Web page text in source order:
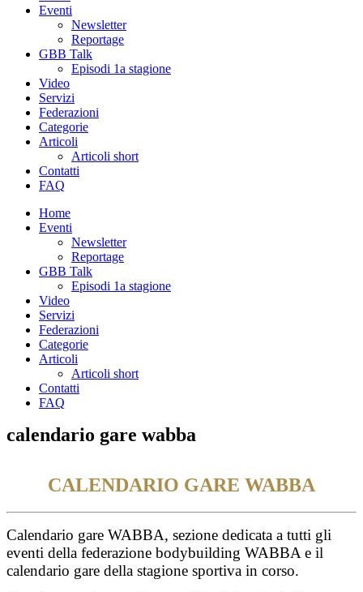
Eventi
Newsletter
Reportage
GBB Talk
Episodi 1a stagione
Video
Servizi
Federazioni
Categorie
Articoli
Articoli short
Contatti
FAQ
Home
Eventi
Newsletter
Reportage
GBB Talk
Episodi 1a stagione
Video
Servizi
Federazioni
Categorie
Articoli
Articoli short
Contatti
FAQ
calendario gare wabba
CALENDARIO GARE WABBA
Calendario gare WABBA, sezione dedicata a tutti gli
eventi della federazione bodybuilding WABBA e il
calendario gare della stagione sportiva in corso.